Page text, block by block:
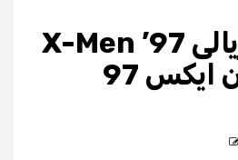
انیمیشن سریالی X-Men ’97